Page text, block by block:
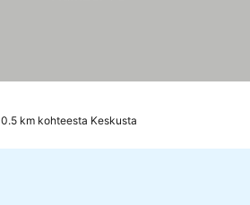
0.5 km kohteesta Keskusta